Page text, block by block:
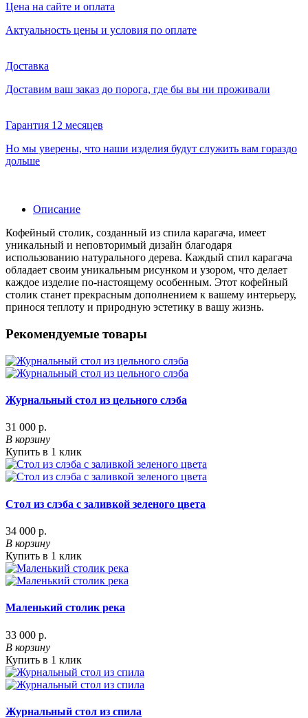
Цена на сайте и оплата
Актуальность цены и условия по оплате
Доставка
Доставим ваш заказ до порога, где бы вы ни проживали
Гарантия 12 месяцев
Но мы уверены, что наши изделия будут служить вам гораздо
дольше
Описание
Кофейный столик, созданный из спила карагача, имеет
уникальный и неповторимый дизайн благодаря
использованию натурального дерева. Каждый спил карагача
обладает своим уникальным рисунком и узором, что делает
каждое изделие по-настоящему особенным. Этот кофейный
столик станет прекрасным дополнением к вашему интерьеру,
принося теплоту и природную эстетику в вашу жизнь.
Рекомендуемые товары
Журнальный стол из цельного слэба
31 000 р.
В корзину
Купить в 1 клик
Стол из слэба с заливкой зеленого цвета
34 000 р.
В корзину
Купить в 1 клик
Маленький столик река
33 000 р.
В корзину
Купить в 1 клик
Журнальный стол из спила